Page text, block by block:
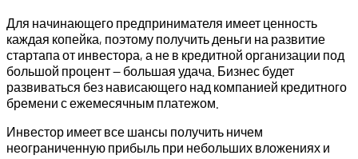
Для начинающего предпринимателя имеет ценность
каждая копейка, поэтому получить деньги на развитие
стартапа от инвестора, а не в кредитной организации под
большой процент — большая удача. Бизнес будет
развиваться без нависающего над компанией кредитного
бремени с ежемесячным платежом.
Инвестор имеет все шансы получить ничем
неограниченную прибыль при небольших вложениях и